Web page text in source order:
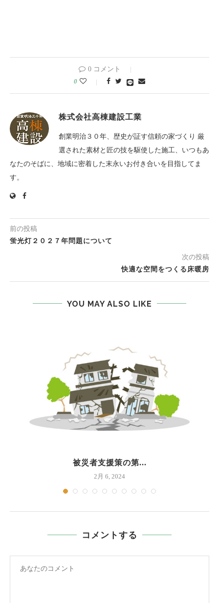
0 コメント
0
株式会社高棟建設工業
創業明治３０年、歴史が証す信頼の家づくり 厳
選された素材と匠の技を駆使した施工、いつもあ
なたのそばに、地域に密着した末永いお付き合いを目指してま
す。
前の投稿
蛍光灯２０２７年問題について
次の投稿
快適な空間をつくる床暖房
YOU MAY ALSO LIKE
被災者支援策の第...
2月 6, 2024
コメントする